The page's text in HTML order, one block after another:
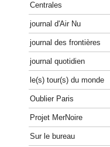
Centrales
journal d'Air Nu
journal des frontières
journal quotidien
le(s) tour(s) du monde
Oublier Paris
Projet MerNoire
Sur le bureau